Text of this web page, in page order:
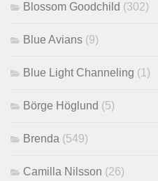
Blossom Goodchild (302)
Blue Avians (9)
Blue Light Channeling (1)
Börge Höglund (5)
Brenda (549)
Camilla Nilsson (26)